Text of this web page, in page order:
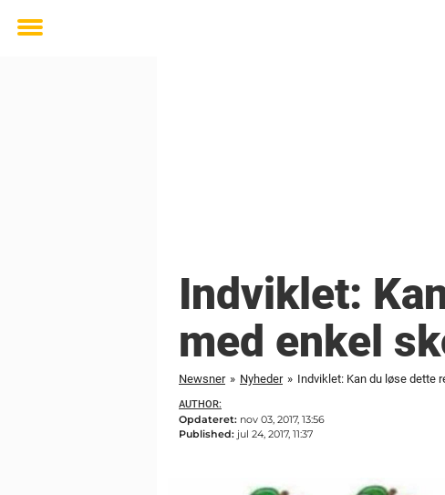
Toggle
Indviklet:
med enkel
Newsner » Nyheder » Indviklet: Kan du løse dette
AUTHOR:
Opdateret: nov 03, 2017, 13:56
Published: jul 24, 2017, 11:37